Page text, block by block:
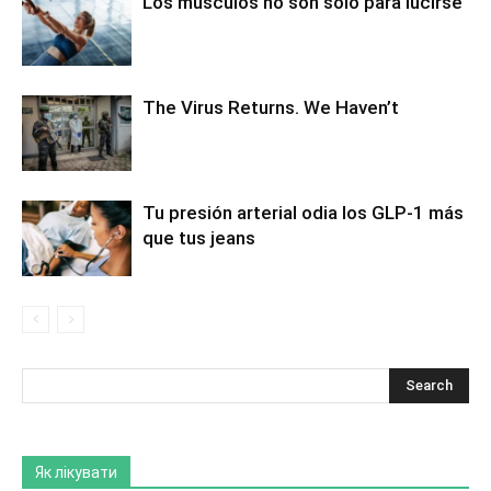
The Virus Returns. We Haven’t
Tu presión arterial odia los GLP-1 más
que tus jeans
Як лікувати